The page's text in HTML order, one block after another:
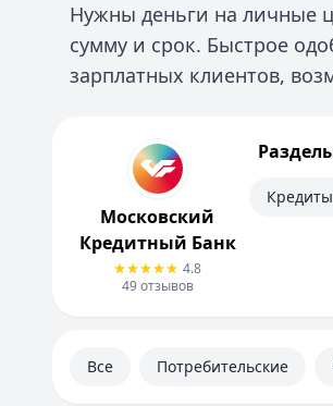
Нужны деньги на личные
сумму и срок. Быстрое
зарплатных клиентов,
Контакты
Личный кабинет
Полезная информация
Московский
Кредитный Банк
4.8
49 отзывов
Кредиты
Все Потребительские